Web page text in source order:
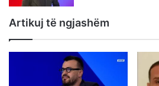
Artikuj të ngjashëm